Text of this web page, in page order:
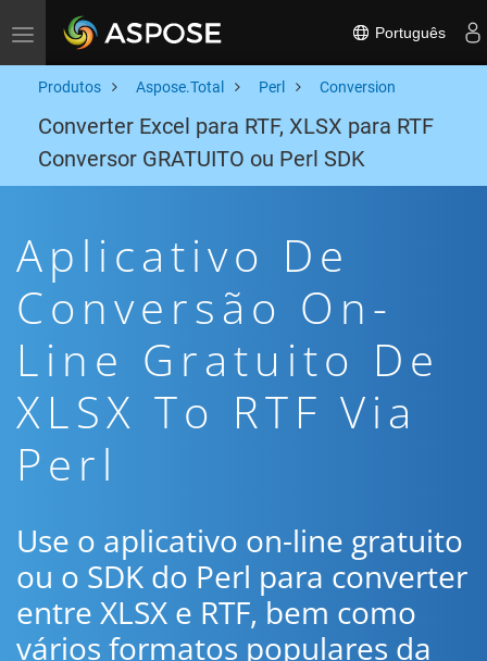
Toggle navigation Português
Produtos Aspose.Total Perl Conversion
Converter Excel para RTF, XLSX para RTF
Conversor GRATUITO ou Perl SDK
Aplicativo De
Conversão On-
Line Gratuito De
XLSX To RTF Via
Perl
Use o aplicativo on-line gratuito
ou o SDK do Perl para converter
entre XLSX e RTF, bem como
vários formatos populares da